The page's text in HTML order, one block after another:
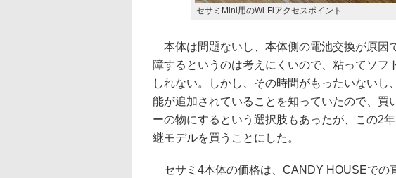
セサミMini用のWi-Fiアクセスポイント
本体は問題ないし、本体側の電池交換が原因
障するというのは考えにくいので、粘ってソフ
しれない。しかし、その時間がもったいないし
能が追加されていることを知っていたので、買
ーの物にするという選択肢もあったが、この2
継モデルを買うことにした。
セサミ4本体の価格は、CANDY HOUSEでの